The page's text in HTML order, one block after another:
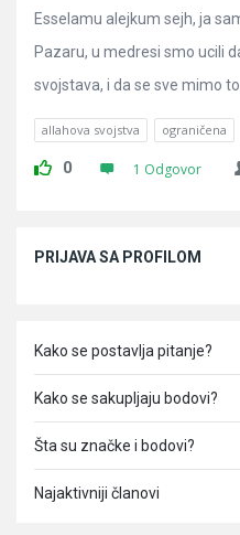
Esselamu alejkum sejh, ja
Pazaru, u medresi smo ucili
svojstava, i da se sve mimo
allahova svojstva ograničena
0 1 Odgovor
PRIJAVA SA PROFILOM
Kako se postavlja pitanje?
Kako se sakupljaju bodovi?
Šta su značke i bodovi?
Najaktivniji članovi